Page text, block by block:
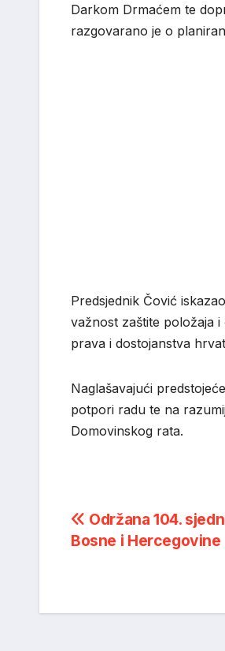
Darkom Drmaćem te
razgovarano je o
Predsjednik Čović
važnost zaštite položaja
prava i dostojanstva
Naglašavajući
potpori radu te na
Domovinskog rata.
Post
navigation
Održana 104.
Bosne i Hercegovine